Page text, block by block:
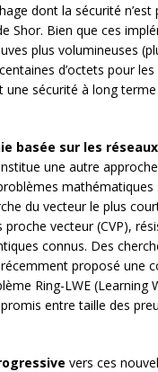
dont la sécurité
Shor. Bien que ces
plus volumineuses
d’octets pour les
une sécurité à long
basée sur les réseaux
une autre
mathématiques
du vecteur le plus
vecteur (CVP),
connus. Des
proposé une
Ring-LWE (Learning
entre taille des
vers ces